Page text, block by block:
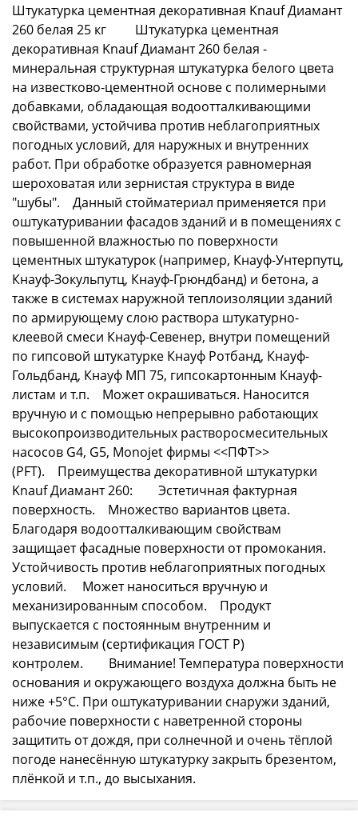
Штукатурка цементная декоративная Knauf Диамант
260 белая 25 кг Штукатурка цементная
декоративная Knauf Диамант 260 белая -
минеральная структурная штукатурка белого цвета
на известково-цементной основе с полимерными
добавками, обладающая водоотталкивающими
свойствами, устойчива против неблагоприятных
погодных условий, для наружных и внутренних
работ. При обработке образуется равномерная
шероховатая или зернистая структура в виде
"шубы". Данный стойматериал применяется при
оштукатуривании фасадов зданий и в помещениях с
повышенной влажностью по поверхности
цементных штукатурок (например, Кнауф-Унтерпутц,
Кнауф-Зокульпутц, Кнауф-Грюндбанд) и бетона, а
также в системах наружной теплоизоляции зданий
по армирующему слою раствора штукатурно-
клеевой смеси Кнауф-Севенер, внутри помещений
по гипсовой штукатурке Кнауф Ротбанд, Кнауф-
Гольдбанд, Кнауф МП 75, гипсокартонным Кнауф-
листам и т.п. Может окрашиваться. Наносится
вручную и с помощью непрерывно работающих
высокопроизводительных растворосмесительных
насосов G4, G5, Monojet фирмы <<ПФТ>>
(PFT). Преимущества декоративной штукатурки
Knauf Диамант 260: Эстетичная фактурная
поверхность. Множество вариантов цвета.
Благодаря водоотталкивающим свойствам
защищает фасадные поверхности от промокания.
Устойчивость против неблагоприятных погодных
условий. Может наноситься вручную и
механизированным способом. Продукт
выпускается с постоянным внутренним и
независимым (сертификация ГОСТ Р)
контролем. Внимание! Температура поверхности
основания и окружающего воздуха должна быть не
ниже +5°С. При оштукатуривании снаружи зданий,
рабочие поверхности с наветренной стороны
защитить от дождя, при солнечной и очень тёплой
погоде нанесённую штукатурку закрыть брезентом,
плёнкой и т.п., до высыхания.